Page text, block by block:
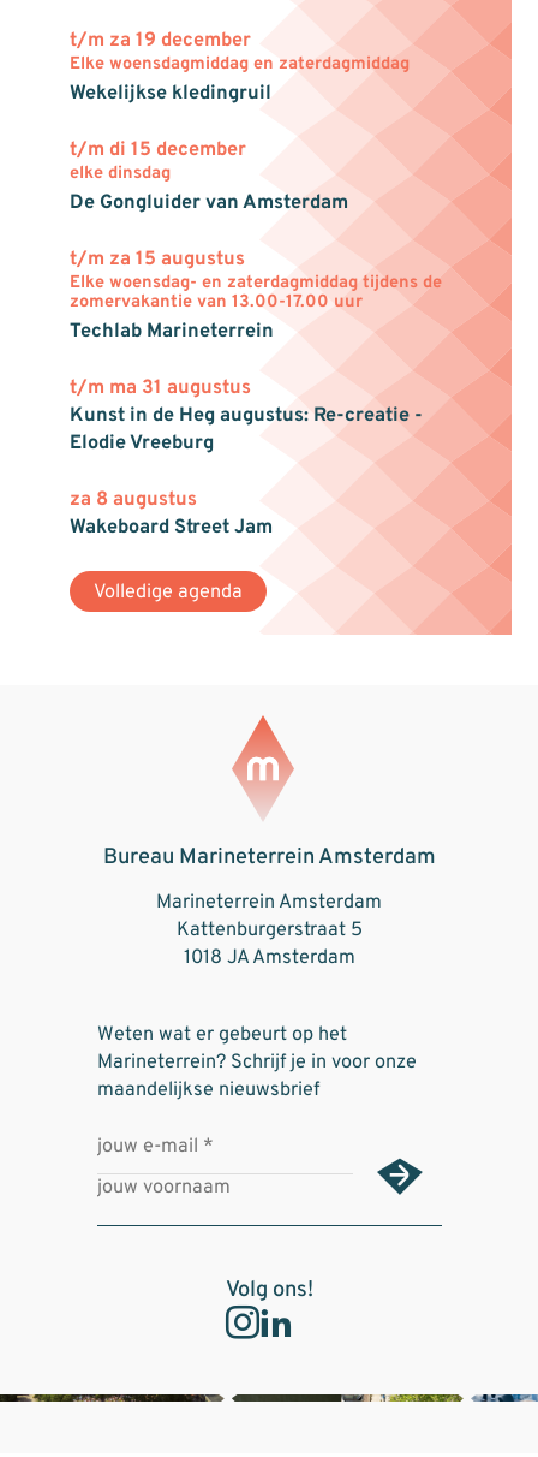
t/m za 19 december
Elke woensdagmiddag en zaterdagmiddag
Wekelijkse kledingruil
t/m di 15 december
elke dinsdag
De Gongluider van Amsterdam
t/m za 15 augustus
Elke woensdag- en zaterdagmiddag tijdens de
zomervakantie van 13.00-17.00 uur
Techlab Marineterrein
t/m ma 31 augustus
Kunst in de Heg augustus: Re-creatie -
Elodie Vreeburg
za 8 augustus
Wakeboard Street Jam
Volledige agenda
Bureau Marineterrein Amsterdam
Marineterrein Amsterdam
Kattenburgerstraat 5
1018 JA Amsterdam
Weten wat er gebeurt op het
Marineterrein? Schrijf je in voor onze
maandelijkse nieuwsbrief
Volg ons!